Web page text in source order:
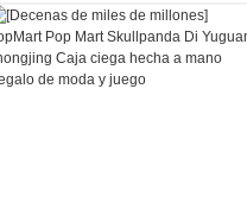
Decoración Bebé